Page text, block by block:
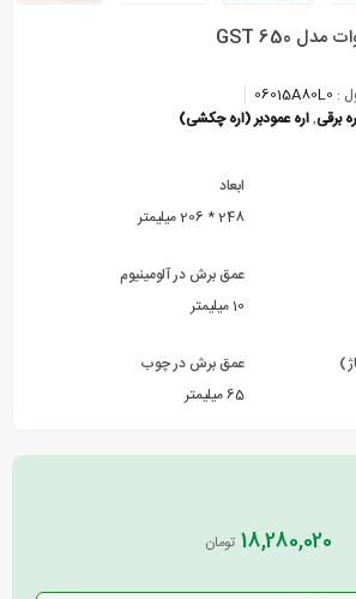
:
06015A80L0
برقی,اره عمودبر (اره چکشی)
ابعاد
248 * 206 میلیمتر
عمق برش در آلومینیوم
10 میلیمتر
عمق برش در چوب
65 میلیمتر
18,280,020 تومان